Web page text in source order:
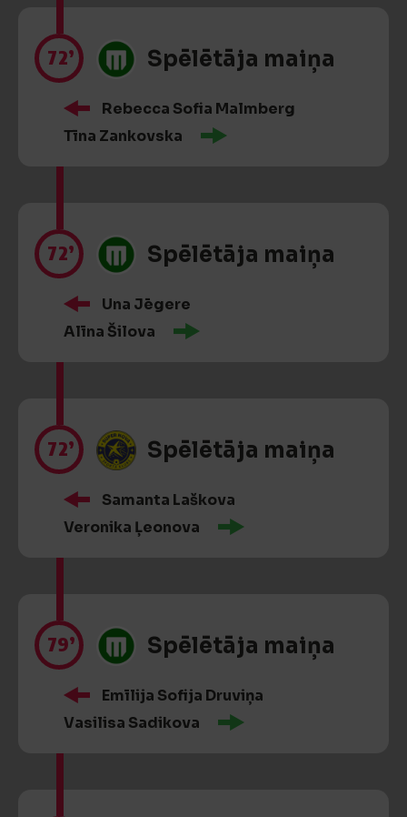
72’ Spēlētāja maiņa
Rebecca Sofia Malmberg
Tīna Zankovska
72’ Spēlētāja maiņa
Una Jēgere
Alīna Šilova
72’ Spēlētāja maiņa
Samanta Laškova
Veronika Ļeonova
79’ Spēlētāja maiņa
Emīlija Sofija Druviņa
Vasilisa Sadikova